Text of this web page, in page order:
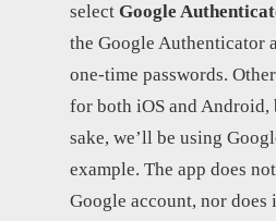
select Google
the Google Authenticator
one-time passwords.
for both iOS and
sake, we’ll be using
example. The app does
Google account, nor